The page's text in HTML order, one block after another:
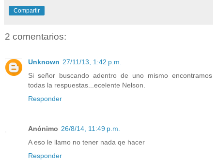
Compartir
2 comentarios:
Unknown 27/11/13, 1:42 p.m.
Si señor buscando adentro de uno mismo encontramos
todas la respuestas...ecelente Nelson.
Responder
Anónimo 26/8/14, 11:49 p.m.
A eso le llamo no tener nada qe hacer
Responder